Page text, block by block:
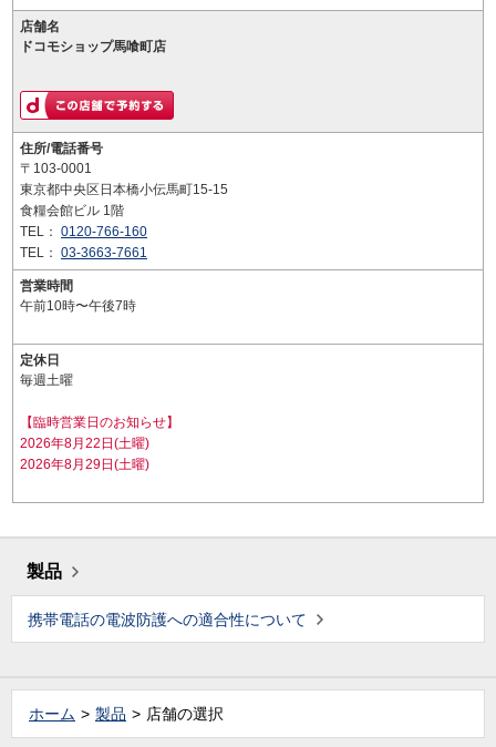
店舗名
ドコモショップ馬喰町店
住所/電話番号
〒103-0001
東京都中央区日本橋小伝馬町15-15
食糧会館ビル 1階
TEL： 0120-766-160
TEL： 03-3663-7661
営業時間
午前10時〜午後7時
定休日
毎週土曜
【臨時営業日のお知らせ】
2026年8月22日(土曜)
2026年8月29日(土曜)
製品
携帯電話の電波防護への適合性について
ホーム 製品 店舗の選択